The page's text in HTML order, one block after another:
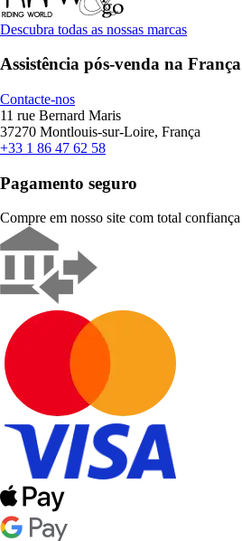
Descubra todas as nossas marcas
Assistência pós-venda na França
Contacte-nos
11 rue Bernard Maris
37270 Montlouis-sur-Loire, França
+33 1 86 47 62 58
Pagamento seguro
Compre em nosso site com total confiança